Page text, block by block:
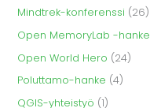
Mindtrek-konferenssi (26)
Open MemoryLab -hanke
Open World Hero (24)
Poluttamo-hanke (4)
QGIS-yhteistyö (1)